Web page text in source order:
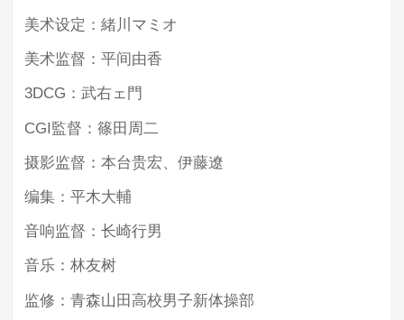
美术设定：緒川マミオ
美术监督：平间由香
3DCG：武右ェ門
CGI監督：篠田周二
摄影监督：本台贵宏、伊藤遼
编集：平木大輔
音响监督：长崎行男
音乐：林友树
监修：青森山田高校男子新体操部